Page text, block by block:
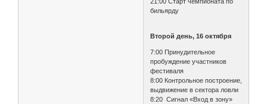
бильярду
Второй день, 16 октября
7:00 Принудительное
пробуждение участников
фестиваля
8:00 Контрольное построение,
выдвижение в сектора ловли
8:20 Сигнал «Вход в зону»